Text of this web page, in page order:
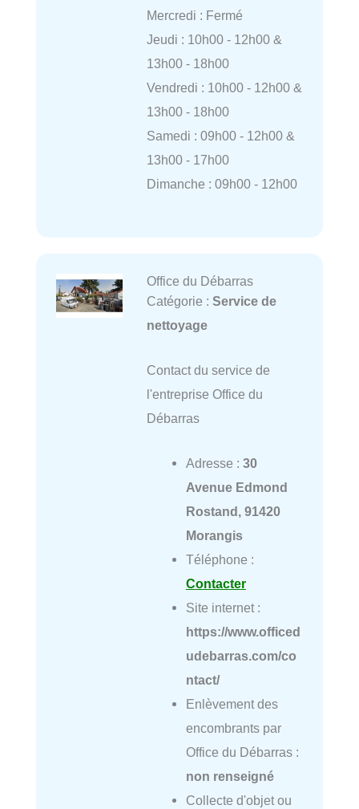
Mercredi : Fermé
Jeudi : 10h00 - 12h00 &
13h00 - 18h00
Vendredi : 10h00 - 12h00 &
13h00 - 18h00
Samedi : 09h00 - 12h00 &
13h00 - 17h00
Dimanche : 09h00 - 12h00
Office du Débarras
Catégorie : Service de
nettoyage
Contact du service de
l'entreprise Office du
Débarras
Adresse : 30
Avenue Edmond
Rostand, 91420
Morangis
Téléphone :
Contacter
Site internet :
https://www.officed
udebarras.com/co
ntact/
Enlèvement des
encombrants par
Office du Débarras :
non renseigné
Collecte d'objet ou